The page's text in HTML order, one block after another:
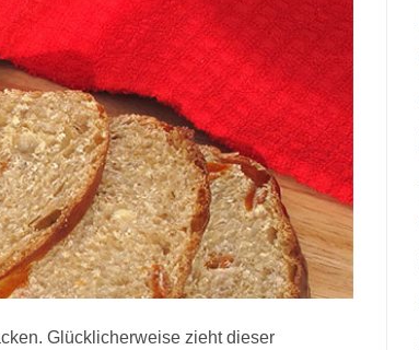
Glücklicherweise zieht dieser